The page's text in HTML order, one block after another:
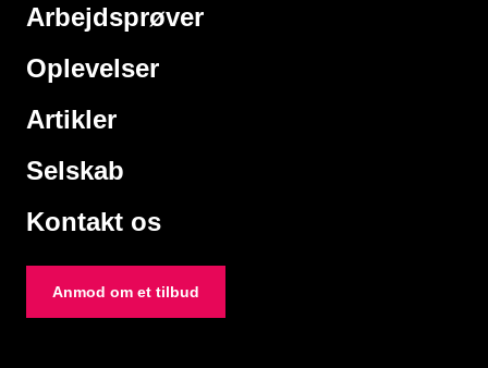
Arbejdsprøver
Oplevelser
Artikler
Selskab
Kontakt os
Anmod om et tilbud